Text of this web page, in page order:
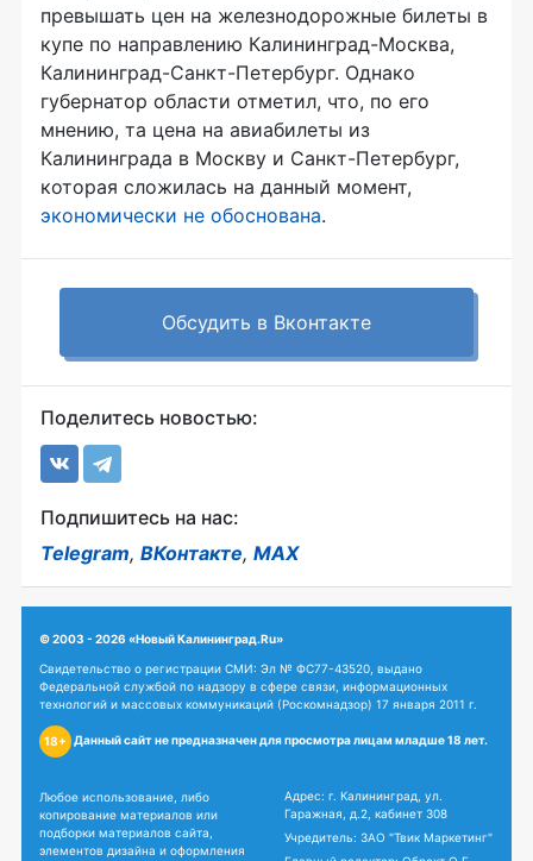
превышать цен на железнодорожные билеты в
купе по направлению Калининград-Моcква,
Калининград-Санкт-Петербург. Однако
губернатор области отметил, что, по его
мнению, та цена на авиабилеты из
Калининграда в Москву и Санкт-Петербург,
которая сложилась на данный момент,
экономически не обоснована.
Обсудить в Вконтакте
Поделитесь новостью:
Подпишитесь на нас:
Telegram, ВКонтакте, MAX
© 2003 - 2026 «Новый Калининград.Ru»
Свидетельство о регистрации СМИ: Эл № ФС77-43520, выдано
Федеральной службой по надзору в сфере связи, информационных
технологий и массовых коммуникаций (Роскомнадзор) 17 января 2011 г.
18+ Данный сайт не предназначен для просмотра лицам младше 18 лет.
Любое использование, либо
копирование материалов или
подборки материалов сайта,
элементов дизайна и оформления
Адрес: г. Калининград, ул.
Гаражная, д.2, кабинет 308
Учредитель: ЗАО "Твик Маркетинг"